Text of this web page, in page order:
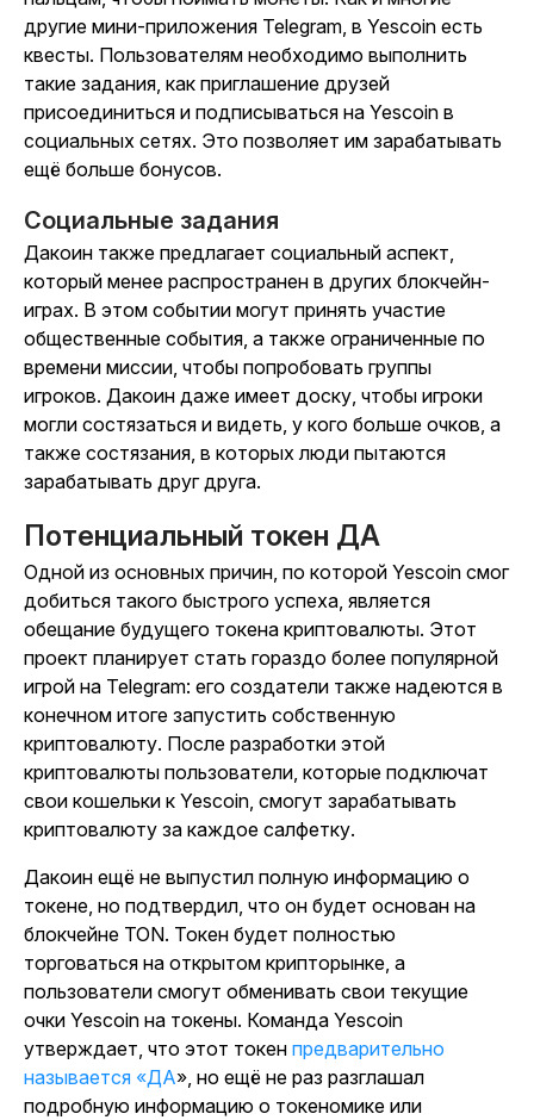
другие мини-приложения Telegram, в Yescoin есть
квесты. Пользователям необходимо выполнить
такие задания, как приглашение друзей
присоединиться и подписываться на Yescoin в
социальных сетях. Это позволяет им зарабатывать
ещё больше бонусов.
Социальные задания
Дакоин также предлагает социальный аспект,
который менее распространен в других блокчейн-
играх. В этом событии могут принять участие
общественные события, а также ограниченные по
времени миссии, чтобы попробовать группы
игроков. Дакоин даже имеет доску, чтобы игроки
могли состязаться и видеть, у кого больше очков, а
также состязания, в которых люди пытаются
зарабатывать друг друга.
Потенциальный токен ДА
Одной из основных причин, по которой Yescoin смог
добиться такого быстрого успеха, является
обещание будущего токена криптовалюты. Этот
проект планирует стать гораздо более популярной
игрой на Telegram: его создатели также надеются в
конечном итоге запустить собственную
криптовалюту. После разработки этой
криптовалюты пользователи, которые подключат
свои кошельки к Yescoin, смогут зарабатывать
криптовалюту за каждое салфетку.
Дакоин ещё не выпустил полную информацию о
токене, но подтвердил, что он будет основан на
блокчейне TON. Токен будет полностью
торговаться на открытом крипторынке, а
пользователи смогут обменивать свои текущие
очки Yescoin на токены. Команда Yescoin
утверждает, что этот токен предварительно
называется «ДА», но ещё не раз разглашал
подробную информацию о токеномике или